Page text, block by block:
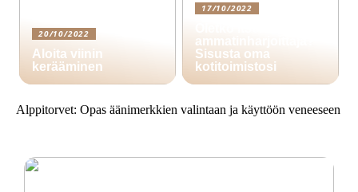
20/10/2022
Aloita viinin
kerääminen
17/10/2022
ammatinharjoittaja?
Sisusta oma
kotitoimistosi
Alppitorvet: Opas äänimerkkien valintaan ja käyttöön veneeseen